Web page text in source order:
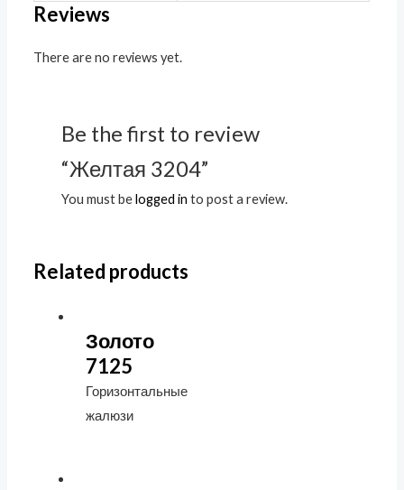
Reviews
There are no reviews yet.
Be the first to review
“Желтая 3204”
You must belogged in to post a review.
Related products
Золото
7125
Горизонтальные
жалюзи